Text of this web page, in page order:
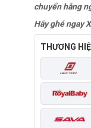
chuyển hằng
Hãy ghé ngay
THƯƠNG